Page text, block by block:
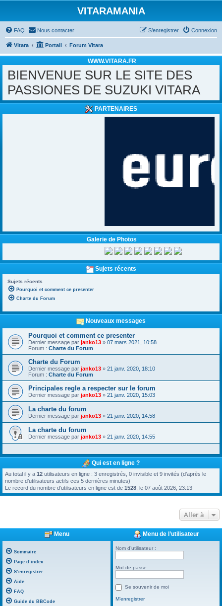
VITARAMANIA
FAQ Nous contacter Connexion
S’enregistrer
Vitara Portail Forum Vitara
WWW.VITARA.FR
BIENVENUE SUR LE SITE DES
PASSIONES DE SUZUKI VITARA
PARTENAIRES
Galerie de Photos
Sujets récents
Sujets récents
Pourquoi et comment ce presenter
Charte du Forum
Nouveaux messages
Pourquoi et comment ce presenter
Dernier message par janko13 » 07 mars 2021, 10:58
Forum : Charte du Forum
Charte du Forum
Dernier message par janko13 » 21 janv. 2020, 18:10
Forum : Charte du Forum
Principales regle a respecter sur le forum
Dernier message par janko13 » 21 janv. 2020, 15:03
La charte du forum
Dernier message par janko13 » 21 janv. 2020, 14:58
La charte du forum
Dernier message par janko13 » 21 janv. 2020, 14:55
Qui est en ligne ?
Au total il y a 12 utilisateurs en ligne : 3 enregistrés, 0 invisible et 9 invités (d’après le
nombre d’utilisateurs actifs ces 5 dernières minutes)
Le record du nombre d’utilisateurs en ligne est de 1528 , le 07 août 2026, 23:13
Aller à
Menu
Sommaire
Page d’index
S’enregistrer
Aide
FAQ
Guide du BBCode
Menu de l’utilisateur
Nom d’utilisateur :
Mot de passe :
Se souvenir de moi
M’enregistrer